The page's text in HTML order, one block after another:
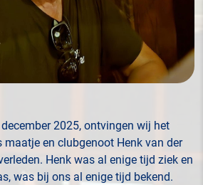
2025, ontvingen wij het
en clubgenoot Henk van der
Henk was al enige tijd ziek en
was bij ons al enige tijd bekend.